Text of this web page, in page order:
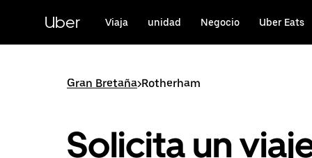
contenido
principal
Uber Viaja unidad Negocio Uber Eats
Gran Bretaña>Rotherham
Solicita un